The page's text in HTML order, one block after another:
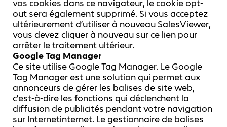
vos cookies dans ce navigateur, le cookie opt-
out sera également supprimé. Si vous acceptez
ultérieurement d’utiliser à nouveau SalesViewer,
vous devez cliquer à nouveau sur ce lien pour
arrêter le traitement ultérieur.
Google Tag Manager
Ce site utilise Google Tag Manager. Le Google
Tag Manager est une solution qui permet aux
annonceurs de gérer les balises de site web,
c’est-à-dire les fonctions qui déclenchent la
diffusion de publicités pendant votre navigation
sur Internetinternet. Le gestionnaire de balises